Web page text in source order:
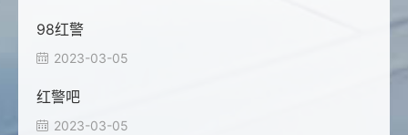
98红警
 2023-03-05
红警吧
 2023-03-05